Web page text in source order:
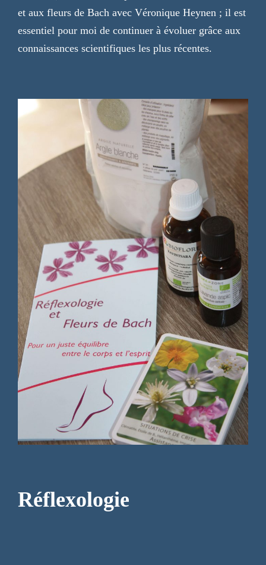
et aux fleurs de Bach avec Véronique Heynen ; il est
essentiel pour moi de continuer à évoluer grâce aux
connaissances scientifiques les plus récentes.
Réflexologie